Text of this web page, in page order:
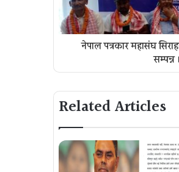
नेपाल पत्रकार महासंघ
सम्पन्न
Related Articles